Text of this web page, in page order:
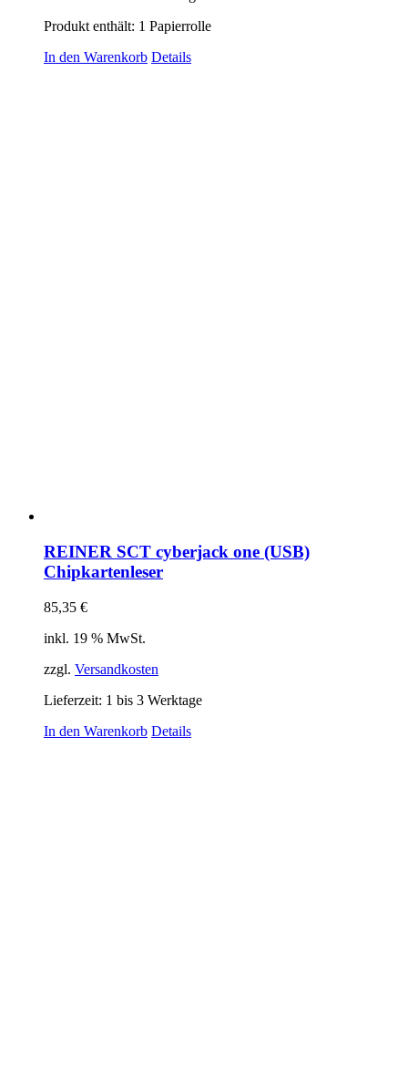
Produkt enthält: 1 Papierrolle
In den Warenkorb Details
REINER SCT cyberjack one (USB)
Chipkartenleser
85,35 €
inkl. 19 % MwSt.
zzgl. Versandkosten
Lieferzeit: 1 bis 3 Werktage
In den Warenkorb Details